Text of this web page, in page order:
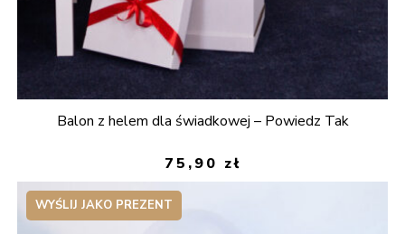
Balon z helem dla świadkowej – Powiedz Tak
75,90 zł
WYŚLIJ JAKO PREZENT